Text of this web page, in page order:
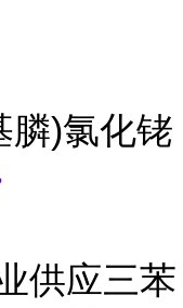
)氯化铑
供应三苯